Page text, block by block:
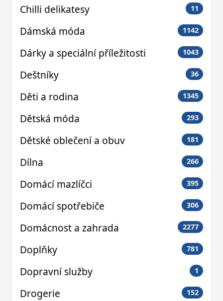
Chilli delikatesy 11
Dámská móda 1142
Dárky a speciální příležitosti 1043
Deštníky 36
Děti a rodina 1345
Dětská móda 293
Dětské oblečení a obuv 181
Dílna 266
Domácí mazlíčci 395
Domácí spotřebiče 306
Domácnost a zahrada 2277
Doplňky 781
Dopravní služby 1
Drogerie 152